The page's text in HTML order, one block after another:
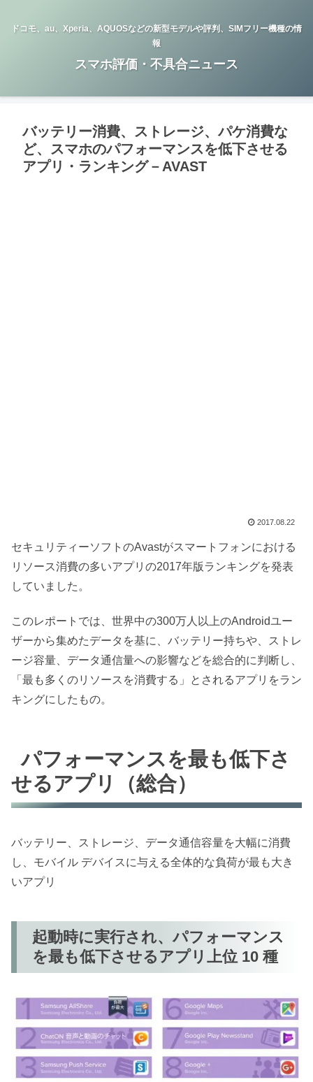
ドコモ、au、Xperia、AQUOSなどの新型モデルや評判、SIMフリー機種の情
報
スマホ評価・不具合ニュース
バッテリー消費、ストレージ、パケ消費な
ど、スマホのパフォーマンスを低下させる
アプリ・ランキング－AVAST
2017.08.22
セキュリティーソフトのAvastがスマートフォンにおける
リソース消費の多いアプリの2017年版ランキングを発表
していました。
このレポートでは、世界中の300万人以上のAndroidユー
ザーから集めたデータを基に、バッテリー持ちや、ストレ
ージ容量、データ通信量への影響などを総合的に判断し、
「最も多くのリソースを消費する」とされるアプリをラン
キングにしたもの。
パフォーマンスを最も低下さ
せるアプリ（総合）
バッテリー、ストレージ、データ通信容量を大幅に消費
し、モバイル デバイスに与える全体的な負荷が最も大き
いアプリ
起動時に実行され、パフォーマンス
を最も低下させるアプリ上位 10 種